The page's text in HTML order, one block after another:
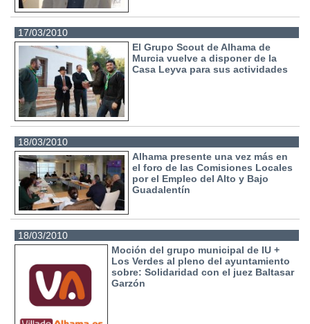
17/03/2010
El Grupo Scout de Alhama de
Murcia vuelve a disponer de la
Casa Leyva para sus actividades
18/03/2010
Alhama presente una vez más en
el foro de las Comisiones Locales
por el Empleo del Alto y Bajo
Guadalentín
18/03/2010
Moción del grupo municipal de IU +
Los Verdes al pleno del ayuntamiento
sobre: Solidaridad con el juez Baltasar
Garzón